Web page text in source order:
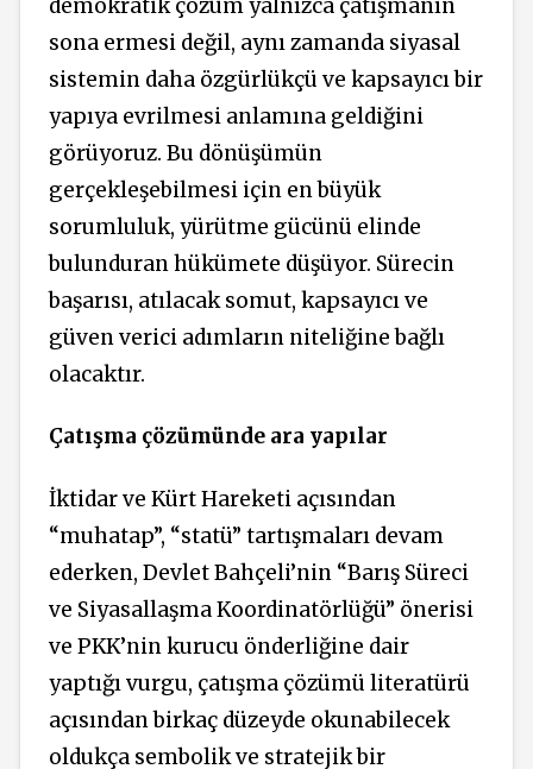
demokratik çözüm yalnızca çatışmanın
sona ermesi değil, aynı zamanda siyasal
sistemin daha özgürlükçü ve kapsayıcı bir
yapıya evrilmesi anlamına geldiğini
görüyoruz. Bu dönüşümün
gerçekleşebilmesi için en büyük
sorumluluk, yürütme gücünü elinde
bulunduran hükümete düşüyor. Sürecin
başarısı, atılacak somut, kapsayıcı ve
güven verici adımların niteliğine bağlı
olacaktır.
Çatışma çözümünde ara yapılar
İktidar ve Kürt Hareketi açısından
“muhatap”, “statü” tartışmaları devam
ederken, Devlet Bahçeli’nin “Barış Süreci
ve Siyasallaşma Koordinatörlüğü” önerisi
ve PKK’nin kurucu önderliğine dair
yaptığı vurgu, çatışma çözümü literatürü
açısından birkaç düzeyde okunabilecek
oldukça sembolik ve stratejik bir